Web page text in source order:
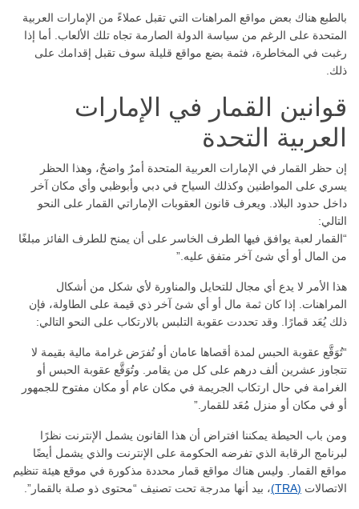
بالطبع هناك بعض مواقع المراهنات التي تقبل عملاءً من الإمارات العربية
المتحدة على الرغم من سياسة الدولة الصارمة تجاه تلك الألعاب. أما إذا
رغبت في المخاطرة، فثمة بضع مواقع قليلة سوف تقبل إقدامك على
ذلك.
قوانين القمار في الإمارات
العربية التحدة
إن حظر القمار في الإمارات العربية المتحدة أمرٌ واضحٌ، وهذا الحظر
يسري على المواطنين وكذلك السياح في دبي وأبوظبي وأي مكان آخر
داخل حدود البلاد. ويعرف قانون العقوبات الإماراتي القمار على النحو
التالي:
“القمار لعبة يوافق فيها الطرف الخاسر على أن يمنح للطرف الفائز مبلغًا
من المال أو أي شئ آخر متفق عليه.”
هذا الأمر لا يدع أي مجال للتحايل والمناورة لأي شكل من أشكال
المراهنات. إذا كان ثمة مال أو أي شئ آخر ذي قيمة على الطاولة، فإن
ذلك يُعَد قمارًا. وقد تحددت عقوبة التلبس بالارتكاب على النحو التالي:
“تُوَقَّع عقوبة الحبس لمدة أقصاها عامان أو تُفرَض غرامة مالية بقيمة لا
تتجاوز عشرين ألف درهم على كل من يقامر. وتُوَقَّع عقوبة الحبس أو
الغرامة في حال ارتكاب الجريمة في مكان عام أو مكان مفتوح للجمهور
أو في مكان أو منزل مُعَد للقمار.”
ومن باب الحيطة يمكننا افتراض أن هذا القانون يشمل الإنترنت نظرًا
لبرنامج الرقابة الذي تفرضه الحكومة على الإنترنت والذي يشمل أيضًا
مواقع القمار. وليس هناك مواقع قمار محددة مذكورة في موقع هيئة تنظيم
الاتصالات (TRA) ، بيد أنها مدرجة تحت تصنيف “محتوى ذو صلة بالقمار”.